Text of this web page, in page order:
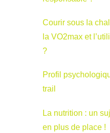
Courir sous la
la VO2max et
?
Profil
trail
La nutrition : un
en plus de place !